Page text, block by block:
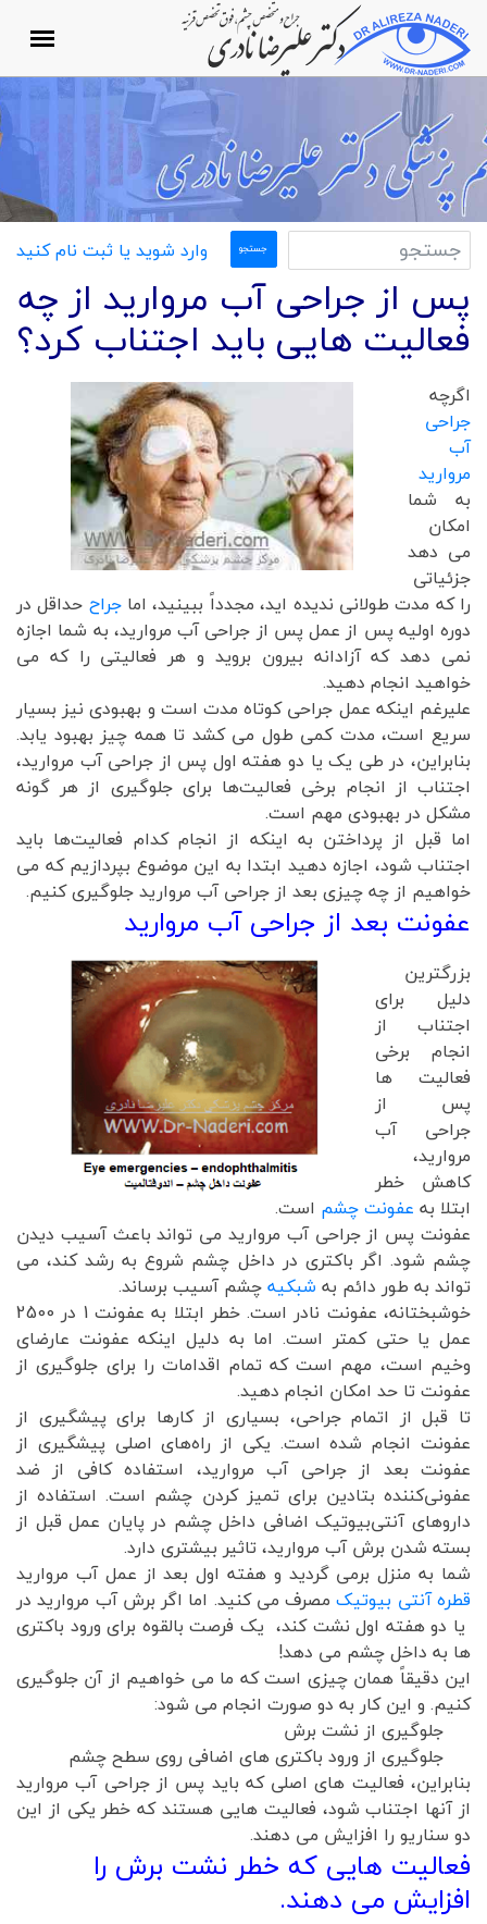
وارد شوید یا ثبت نام کنید
پس از جراحی آب مروارید از چه
فعالیت هایی باید اجتناب کرد؟
اگرچه
جراحی
آب
مروارید
به شما
امکان
می دهد
جزئیاتی
را که مدت طولانی ندیده اید، مجدداً ببینید، اما جراح حداقل در
دوره اولیه پس از عمل پس از جراحی آب مروارید، به شما اجازه
نمی دهد که آزادانه بیرون بروید و هر فعالیتی را که می
خواهید انجام دهید.
علیرغم اینکه عمل جراحی کوتاه مدت است و بهبودی نیز بسیار
سریع است، مدت کمی طول می کشد تا همه چیز بهبود یابد.
بنابراین، در طی یک یا دو هفته اول پس از جراحی آب مروارید،
اجتناب از انجام برخی فعالیت‌ها برای جلوگیری از هر گونه
مشکل در بهبودی مهم است.
اما قبل از پرداختن به اینکه از انجام کدام فعالیت‌ها باید
اجتناب شود، اجازه دهید ابتدا به این موضوع بپردازیم که می
خواهیم از چه چیزی بعد از جراحی آب مروارید جلوگیری کنیم.
عفونت بعد از جراحی آب مروارید
بزرگترین
دلیل برای
اجتناب از
انجام برخی
فعالیت ها
پس از
جراحی آب
مروارید،
کاهش خطر
ابتلا به عفونت چشم است.
عفونت پس از جراحی آب مروارید می تواند باعث آسیب دیدن
چشم شود. اگر باکتری در داخل چشم شروع به رشد کند، می
تواند به طور دائم به شبکیهچشم آسیب برساند.
خوشبختانه، عفونت نادر است. خطر ابتلا به عفونت 1 در 2500
عمل یا حتی کمتر است. اما به دلیل اینکه عفونت عارضای
وخیم است، مهم است که تمام اقدامات را برای جلوگیری از
عفونت تا حد امکان انجام دهید.
تا قبل از اتمام جراحی، بسیاری از کارها برای پیشگیری از
عفونت انجام شده است. یکی از راه‌های اصلی پیشگیری از
عفونت بعد از جراحی آب مروارید، استفاده کافی از ضد
عفونی‌کننده بتادین برای تمیز کردن چشم است. استفاده از
داروهای آنتی‌بیوتیک اضافی داخل چشم در پایان عمل قبل از
بسته شدن برش آب مروارید، تاثیر بیشتری دارد.
شما به منزل برمی گردید و هفته اول بعد از عمل آب مروارید
قطره آنتی بیوتیکمصرف می کنید. اما اگر برش آب مروارید در
یا دو هفته اول نشت کند، یک فرصت بالقوه برای ورود باکتری
ها به داخل چشم می دهد!
این دقیقاً همان چیزی است که ما می خواهیم از آن جلوگیری
کنیم. و این کار به دو صورت انجام می شود:
جلوگیری از نشت برش
جلوگیری از ورود باکتری های اضافی روی سطح چشم
بنابراین، فعالیت های اصلی که باید پس از جراحی آب مروارید
از آنها اجتناب شود، فعالیت هایی هستند که خطر یکی از این
دو سناریو را افزایش می دهند.
فعالیت هایی که خطر نشت برش را
افزایش می دهند.